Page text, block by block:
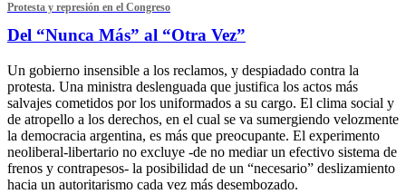
Protesta y represión en el Congreso
Del “Nunca Más” al “Otra Vez”
Un gobierno insensible a los reclamos, y despiadado contra la
protesta. Una ministra deslenguada que justifica los actos más
salvajes cometidos por los uniformados a su cargo. El clima social y
de atropello a los derechos, en el cual se va sumergiendo velozmente
la democracia argentina, es más que preocupante. El experimento
neoliberal-libertario no excluye -de no mediar un efectivo sistema de
frenos y contrapesos- la posibilidad de un “necesario” deslizamiento
hacia un autoritarismo cada vez más desembozado.